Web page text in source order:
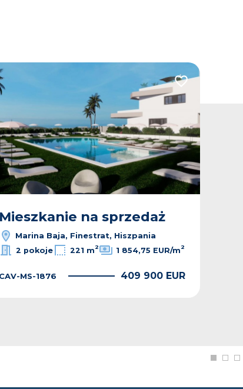
Mieszkanie na sprzedaż
Marina Baja, Finestrat, Hiszpania
2 pokoje 221 m2 1 854,75 EUR/m2
CAV-MS-1876 409 900 EUR